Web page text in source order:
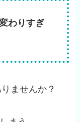
わりすぎ
ませんか？